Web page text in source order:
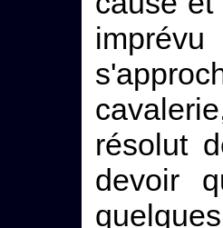
résolut
devoir